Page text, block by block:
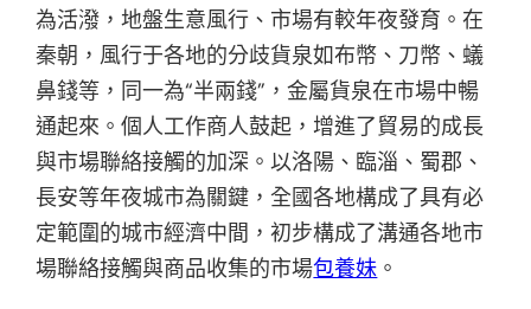
為活潑，地盤生意風行、市場有較年夜發育。在
秦朝，風行于各地的分歧貨泉如布幣、刀幣、蟻
鼻錢等，同一為“半兩錢”，金屬貨泉在市場中暢
通起來。個人工作商人鼓起，增進了貿易的成長
與市場聯絡接觸的加深。以洛陽、臨淄、蜀郡、
長安等年夜城市為關鍵，全國各地構成了具有必
定範圍的城市經濟中間，初步構成了溝通各地市
場聯絡接觸與商品收集的市場包養妹 。